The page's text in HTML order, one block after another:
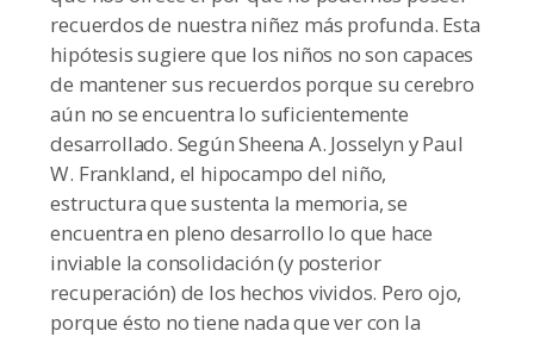
recuerdos de nuestra niñez más profunda. Esta
hipótesis sugiere que los niños no son capaces
de mantener sus recuerdos porque su cerebro
aún no se encuentra lo suficientemente
desarrollado. Según Sheena A. Josselyn y Paul
W. Frankland, el hipocampo del niño,
estructura que sustenta la memoria, se
encuentra en pleno desarrollo lo que hace
inviable la consolidación (y posterior
recuperación) de los hechos vividos. Pero ojo,
porque ésto no tiene nada que ver con la